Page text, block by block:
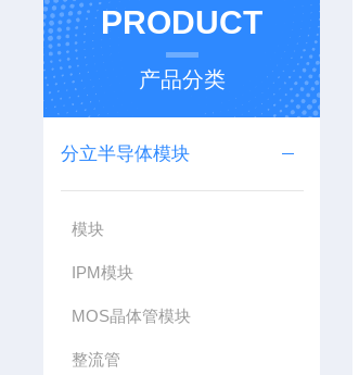
PRODUCT
产品分类
分立半导体模块
模块
IPM模块
MOS晶体管模块
整流管